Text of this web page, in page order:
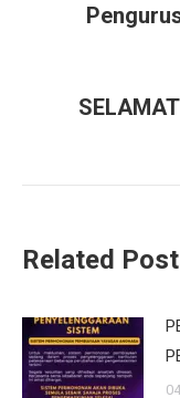
Related